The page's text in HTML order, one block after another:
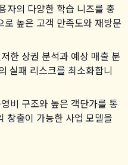
자의 다양한 학습 니즈를 충
높은 고객 만족도와 재방문
한 상권 분석과 예상 매출 분
실패 리스크를 최소화합니
비 구조와 높은 객단가를 통
창출이 가능한 사업 모델을